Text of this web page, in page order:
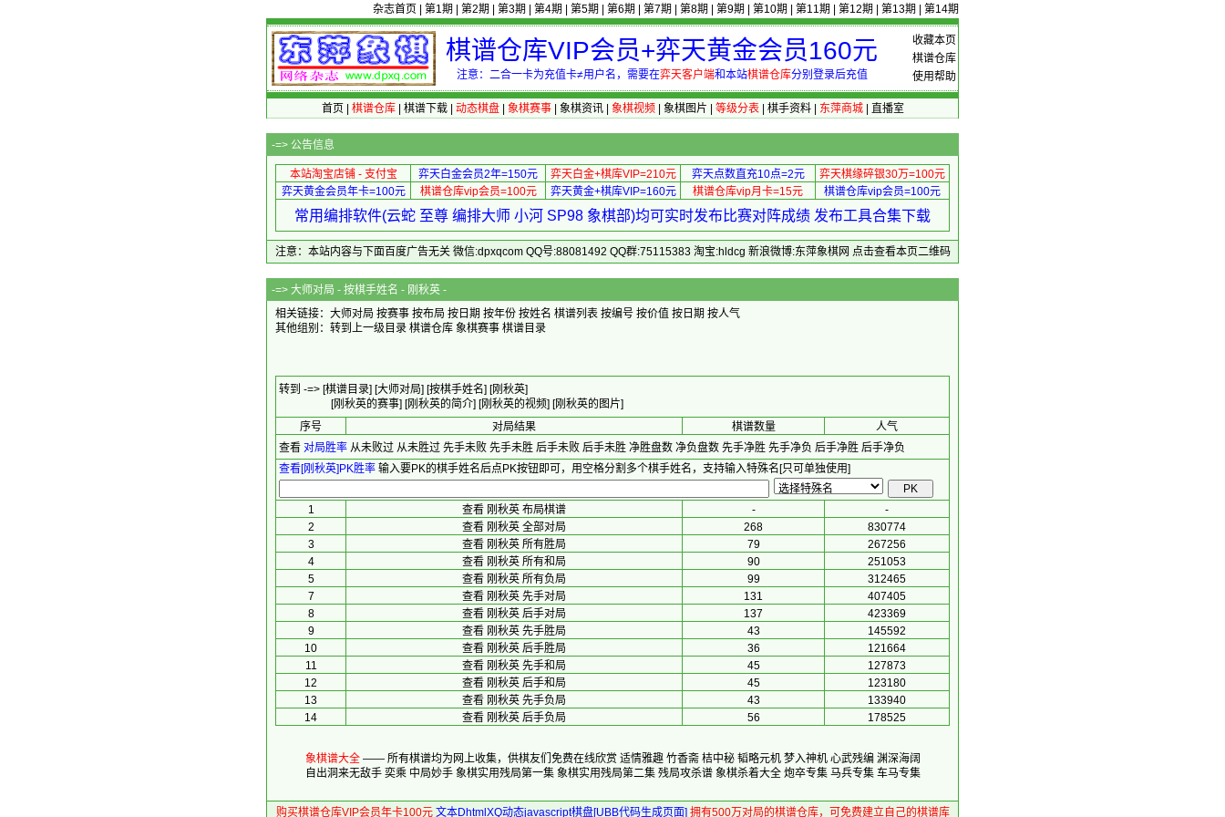
杂志首页 第1期 第2期 第3期 第4期 第5期 第6期 第7期 第8期 第9期 第10期 第11期 第12期 第13期 第14期
收藏本页
棋谱仓库
使用帮助
棋谱仓库VIP会员+弈天黄金会员160元
注意：二合一卡为充值卡≠用户名，需要在弈天客户端和本站棋谱仓库分别登录后充值
首页 棋谱仓库| 棋谱下载| 动态棋盘| 象棋赛事| 象棋资讯| 象棋视频 象棋图片 等级分表| 棋手资料| 东萍商城| 直播室
-=> 公告信息
本站淘宝店铺 - 支付宝 弈天白金会员2年=150元 弈天白金+棋库VIP=210元 弈天点数直充10点=2元
弈天棋缘碎银30万=100元
弈天黄金会员年卡=100元
棋谱仓库vip会员=100元 弈天黄金+棋库VIP=160元 棋谱仓库vip月卡=15元 棋谱仓库vip会员=100元
常用编排软件(云蛇 至尊 编排大师 小河 SP98 象棋部)均可实时发布比赛对阵成绩 发布工具合集下载
注意：本站内容与下面百度广告无关 微信:dpxqcom QQ号:88081492 QQ群:75115383 淘宝:hldcg 新浪微博:东萍象棋网 点击查看本页二维码
-=> 大师对局 - 按棋手姓名 - 刚秋英 -
相关链接：大师对局 按赛事 按布局 按日期 按年份 按姓名 棋谱列表 按编号 按价值 按日期 按人气
其他组别： 转到上一级目录 棋谱仓库 象棋赛事 棋谱目录
转到 -=> [棋谱目录] [大师对局] [按棋手姓名] [刚秋英]
[刚秋英的赛事] [刚秋英的简介] [刚秋英的视频] [刚秋英的图片]
序号
对局结果 棋谱数量
人气
查看 对局胜率 从未败过 从未胜过 先手未败 先手未胜 后手未败 后手未胜 净胜盘数 净负盘数 先手净胜 先手净负 后手净胜 后手净负
查看[刚秋英]PK胜率 输入要PK的棋手姓名后点PK按钮即可，用空格分割多个棋手姓名，支持输入特殊名[只可单独使用]
1 查看 刚秋英 布局棋谱 -
-
2
查看 刚秋英 全部对局 268
830774
3
查看 刚秋英 所有胜局 79
267256
4
查看 刚秋英 所有和局 90
251053
5
查看 刚秋英 所有负局 99
312465
7
查看 刚秋英 先手对局 131
407405
8
查看 刚秋英 后手对局 137
423369
9
查看 刚秋英 先手胜局 43
145592
10
查看 刚秋英 后手胜局 36
121664
11
查看 刚秋英 先手和局 45
127873
12
查看 刚秋英 后手和局 45
123180
13
查看 刚秋英 先手负局 43
133940
14
查看 刚秋英 后手负局 56 178525
象棋谱大全—— 所有棋谱均为网上收集，供棋友们免费在线欣赏 适情雅趣 竹香斋 桔中秘 韬略元机 梦入神机 心武残编 渊深海阔
自出洞来无敌手 奕乘 中局妙手 象棋实用残局第一集 象棋实用残局第二集 残局攻杀谱 象棋杀着大全 炮卒专集 马兵专集 车马专集
购买棋谱仓库VIP会员年卡100元 文本DhtmlXQ动态javascript棋盘[UBB代码生成页面] 拥有500万对局的棋谱仓库，可免费建立自己的棋谱库